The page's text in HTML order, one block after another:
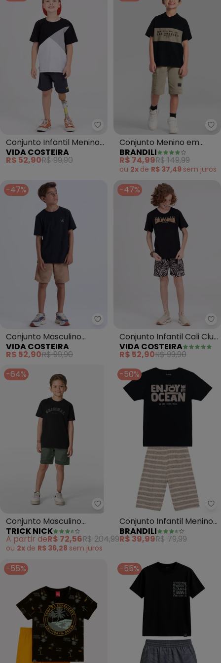
Vida Costeira - Conjunto
Conjunto Infantil Menino
Recortes (Preto)
VIDA COSTEIRA
R$ 52,90R$ 99,90
Conjunto Menino em
Moletinho (Preto)
BRANDILI
R$ 74,99R$ 149,99
ou 2x de R$ 37,49 sem juros
-47%
Vida Costeira - Conjunto
Conjunto Masculino
Infantil Básico Va
(Pretoo)
VIDA COSTEIRA
R$ 52,90R$ 99,90
-47%
Conjunto Infantil Cali Club
(Preto)
VIDA COSTEIRA
R$ 52,90R$ 99,90
-64%
Trick Nick - Conjunto
Conjunto Masculino
Camiseta com Bermuda
(Preto)
TRICK NICK
A partir deR$ 72,56R$ 204,99
ou 2x de R$ 36,28 sem juros
-50%
Conjunto Infantil Menino
em Puff (Preto)
BRANDILI
R$ 39,99R$ 79,99
-55% -55%